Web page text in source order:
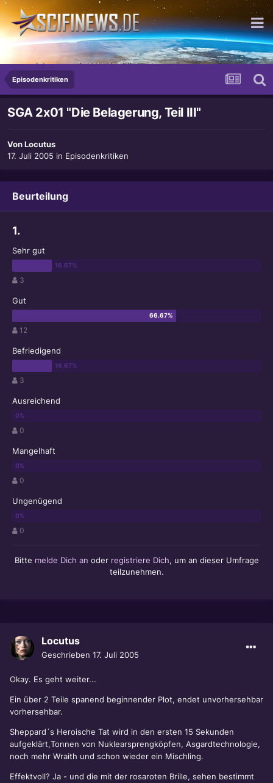
...und dann passiert Unglaubliches!
Episodenkritiken
SGA 2x01 "Die Belagerung, Teil III"
VonLocutus
17. Juli 2005 in Episodenkritiken
Beurteilung
1.
Sehr gut
3
Gut
12
Befriedigend
3
Ausreichend
0
Mangelhaft
0
Ungenügend
0
Bitte melde Dich an oder registriere Dich, um an dieser Umfrage
teilzunehmen.
Locutus
Geschrieben 17. Juli 2005
Okay. Es geht weiter...
Ein über 2 Teile spanend beginnender Plot, endet unvorhersehbar
vorhersehbar.
Sheppard´s Heroische Tat wird in den ersten 15 Sekunden
aufgeklärt,Tonnen von Nuklearsprengköpfen, Asgardtechnologie,
noch mehr Wraith und schon wieder ein Mischling.
Effektvoll? Ja - und die mit der rosaroten Brille, sehen bestimmt